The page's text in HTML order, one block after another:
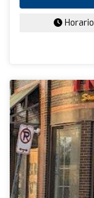
Horario